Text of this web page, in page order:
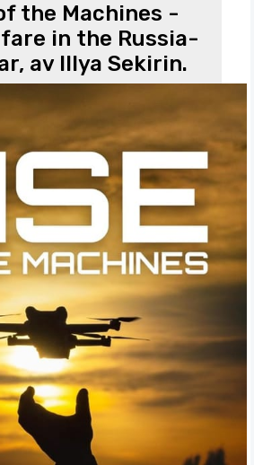
the Machines -
in the Russia-
av Illya Sekirin.